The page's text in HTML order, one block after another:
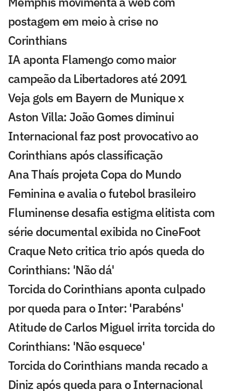
postagem em meio à crise no
Corinthians
IA aponta Flamengo como maior
campeão da Libertadores até 2091
Veja gols em Bayern de Munique x
Aston Villa: João Gomes diminui
Internacional faz post provocativo ao
Corinthians após classificação
Ana Thaís projeta Copa do Mundo
Feminina e avalia o futebol brasileiro
Fluminense desafia estigma elitista com
série documental exibida no CineFoot
Craque Neto critica trio após queda do
Corinthians: 'Não dá'
Torcida do Corinthians aponta culpado
por queda para o Inter: 'Parabéns'
Atitude de Carlos Miguel irrita torcida do
Corinthians: 'Não esquece'
Torcida do Corinthians manda recado a
Diniz após queda para o Internacional